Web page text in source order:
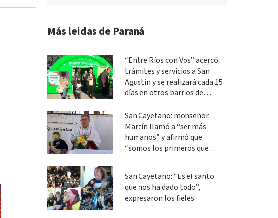
Más leidas de Paraná
“Entre Ríos con Vos” acercó
trámites y servicios a San
Agustín y se realizará cada 15
días en otros barrios de
San Cayetano: monseñor
Martín llamó a “ser más
humanos” y afirmó que
“somos los primeros que
San Cayetano: “Es el santo
que nos ha dado todo”,
expresaron los fieles